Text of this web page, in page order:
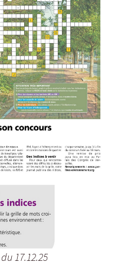
17.12.25